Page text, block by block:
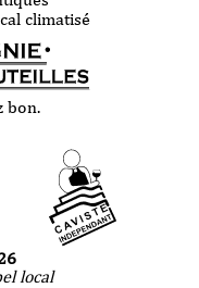
climatisé
bon.
local